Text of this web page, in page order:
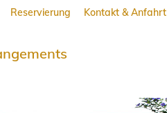
Reservierung Kontakt & Anfahrt